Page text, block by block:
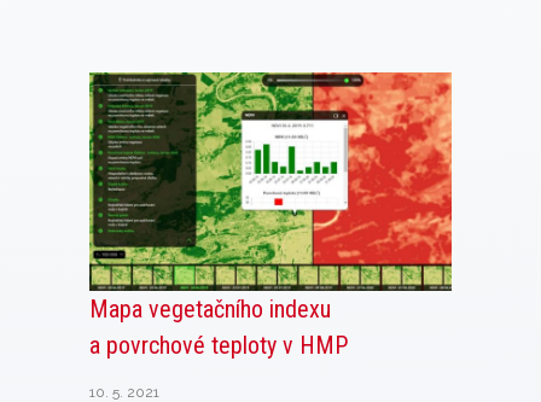
Mapa vegetačního indexu
a povrchové teploty v HMP
10. 5. 2021